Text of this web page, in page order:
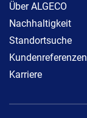
Über ALGECO
Nachhaltigkeit
Standortsuche
Kundenreferenzen
Karriere